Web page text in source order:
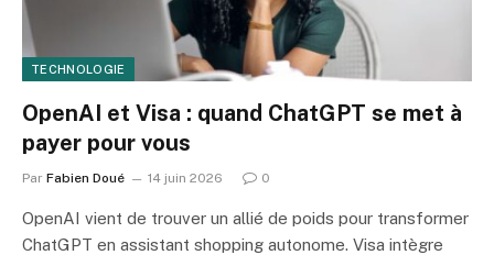
TECHNOLOGIE
OpenAI et Visa : quand ChatGPT se met à
payer pour vous
Par Fabien Doué 14 juin 2026 0
OpenAI vient de trouver un allié de poids pour transformer
ChatGPT en assistant shopping autonome. Visa intègre